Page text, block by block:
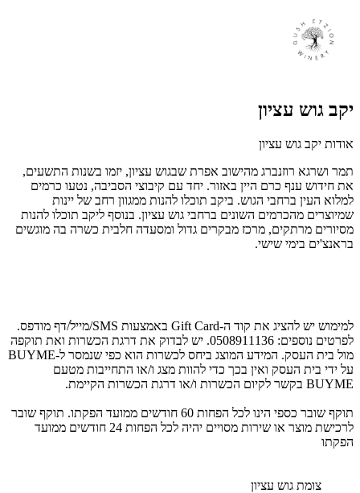
יקב גוש עציון
אודות יקב גוש עציון
תמר ושרגא רוזנברג מהישוב אפרת שבגוש עציון, יזמו בשנות התשעים,
את חידוש ענף כרם היין באזור. יחד עם קיבוצי הסביבה, נטעו כרמים
למלוא העין ברחבי הגוש. ביקב תוכלו להנות ממגוון רחב של יינות
שמיוצרים מהכרמים השונים ברחבי גוש עציון. בנוסף ליקב תוכלו להנות
מסיורים מרתקים, מרכז מבקרים גדול ומסעדה חלבית כשרה בה מוגשים
בראנצ'ים בימי שישי.
למימוש יש להציג את קוד ה-Gift Card באמצעות SMS/מייל/דף מודפס.
לפרטים נוספים: 0508911136. יש לבדוק את דרגת הכשרות ואת תוקפה
מול בית העסק. המידע המוצג ביחס לכשרות הוא כפי שנמסר ל-BUYME
על ידי בית העסק ואין בכך כדי להוות מצג ו/או התחייבות מטעם
BUYME בקשר לקיום הכשרות ו/או דרגת הכשרות הקיימת.
תוקף שובר כספי הינו לכל הפחות 60 חודשים ממועד הפקתו. תוקף שובר
לרכישת מוצר או שירות מסויים יהיה לכל הפחות 24 חודשים ממועד
הפקתו
צומת גוש עציון